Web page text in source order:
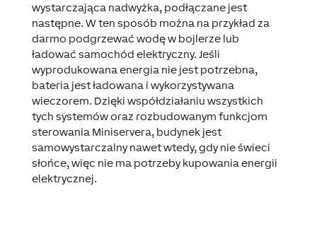
wystarczająca nadwyżka, podłączane jest
następne. W ten sposób można na przykład za
darmo podgrzewać wodę w bojlerze lub
ładować samochód elektryczny. Jeśli
wyprodukowana energia nie jest potrzebna,
bateria jest ładowana i wykorzystywana
wieczorem. Dzięki współdziałaniu wszystkich
tych systemów oraz rozbudowanym funkcjom
sterowania Miniservera, budynek jest
samowystarczalny nawet wtedy, gdy nie świeci
słońce, więc nie ma potrzeby kupowania energii
elektrycznej.